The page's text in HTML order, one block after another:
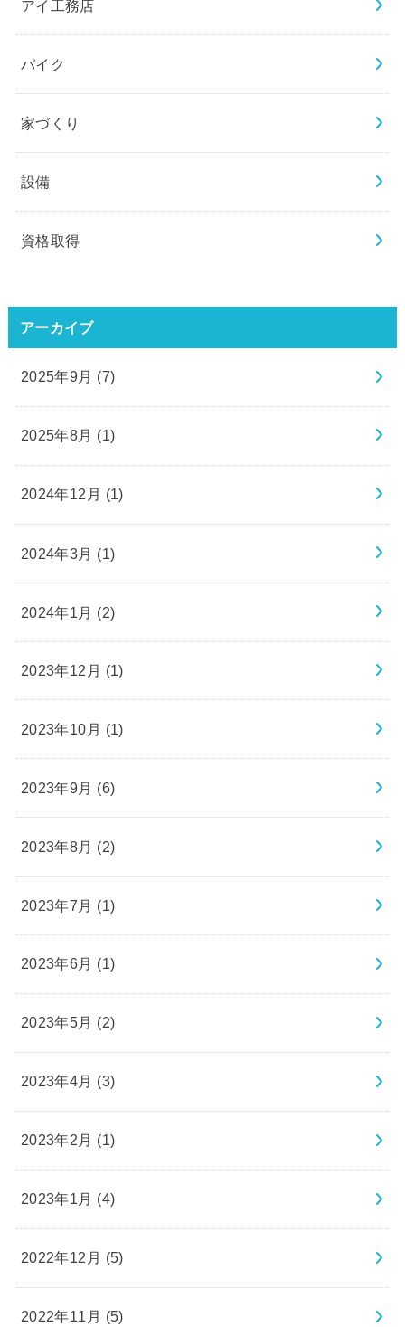
アイ工務店
バイク
家づくり
設備
資格取得
アーカイブ
2025年9月 (7)
2025年8月 (1)
2024年12月 (1)
2024年3月 (1)
2024年1月 (2)
2023年12月 (1)
2023年10月 (1)
2023年9月 (6)
2023年8月 (2)
2023年7月 (1)
2023年6月 (1)
2023年5月 (2)
2023年4月 (3)
2023年2月 (1)
2023年1月 (4)
2022年12月 (5)
2022年11月 (5)